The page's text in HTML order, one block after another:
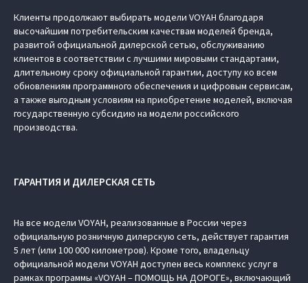
Клиенты продолжают выбирать модели VOYAH благодаря
высочайшим потребительским качествам моделей бренда,
развитой официальной дилерской сетью, обслуживанию
клиентов в соответствии с лучшими мировыми стандартами,
длительному сроку официальной гарантии, доступу ко всем
обновлениям программного обеспечения и цифровым сервисам,
а также выгодным условиям на приобретение моделей, включая
государственную субсидию на модели российского
производства.
ГАРАНТИЯ И ДИЛЕРСКАЯ СЕТЬ
На все модели VOYAH, реализованные в России через
официальную розничную дилерскую сеть, действует гарантия
5 лет (или 100 000 километров). Кроме того, владельцу
официальной модели VOYAH доступен весь комплекс услуг в
рамках программы «VOYAH – ПОМОЩЬ НА ДОРОГЕ», включающий